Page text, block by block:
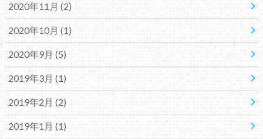
2020年11月 (2)
2020年10月 (1)
2020年9月 (5)
2019年3月 (1)
2019年2月 (2)
2019年1月 (1)